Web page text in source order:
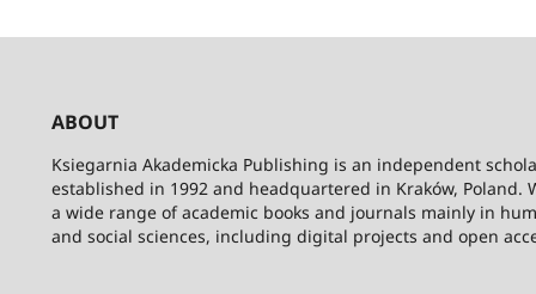
ABOUT
Ksiegarnia Akademicka Publishing is an independent
established in 1992 and headquartered in Kraków, Poland.
a wide range of academic books and journals mainly in
and social sciences, including digital projects and open